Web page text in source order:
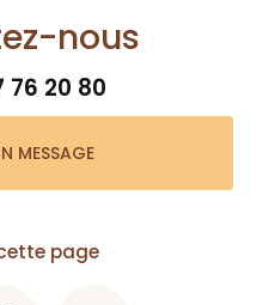
nous
76 20 80
MESSAGE
page